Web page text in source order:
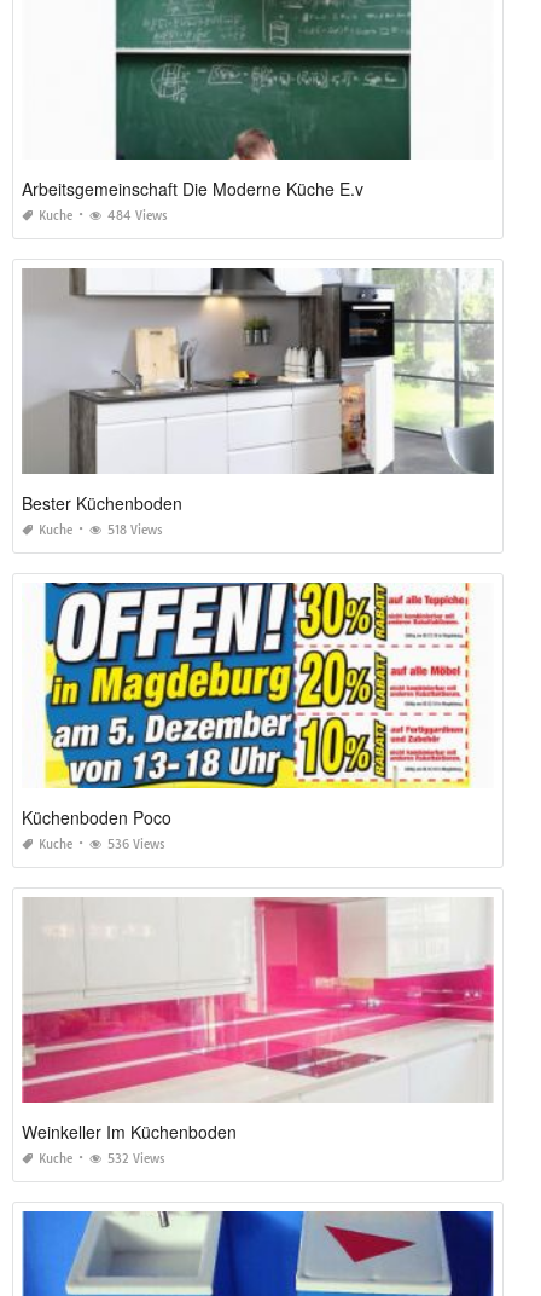
Arbeitsgemeinschaft Die Moderne Küche E.v
Kuche 484 Views
Bester Küchenboden
Kuche 518 Views
Küchenboden Poco
Kuche 536 Views
Weinkeller Im Küchenboden
Kuche 532 Views